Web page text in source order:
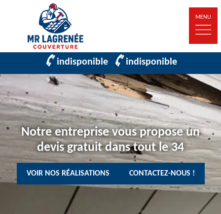
MENU
indisponible indisponible
Notre entreprise vous propose un
devis gratuit dans tout le 34
VOIR NOS RÉALISATIONS CONTACTEZ-NOUS !